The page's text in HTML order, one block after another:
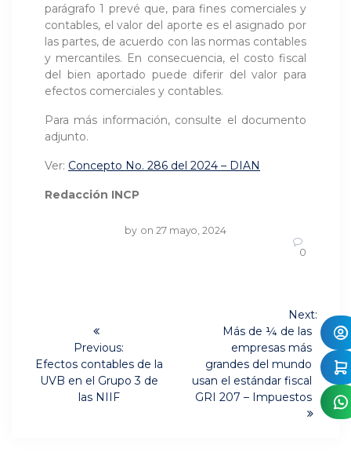
parágrafo 1 prevé que, para fines comerciales y
contables, el valor del aporte es el asignado por
las partes, de acuerdo con las normas contables
y mercantiles. En consecuencia, el costo fiscal
del bien aportado puede diferir del valor para
efectos comerciales y contables.
Para más información, consulte el documento
adjunto.
Ver: Concepto No. 286 del 2024 – DIAN
Redacción INCP
by on 27 mayo, 2024
0
entradas
Previous:
Previous
post:
Efectos contables de la
UVB en el Grupo 3 de
las NIIF
Next:
Más de ¼ de las
empresas más
grandes del mundo
usan el estándar fiscal
GRI 207 – Impuestos